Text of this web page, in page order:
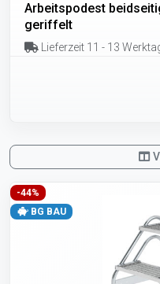
Arbeitspodest
geriffelt
Lieferzeit 11 - 13
-44%
BG BAU